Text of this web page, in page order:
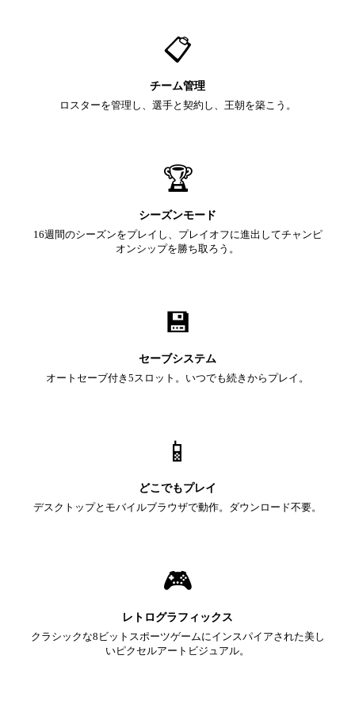
📋
チーム管理
ロスターを管理し、選手と契約し、王朝を築こう。
🏆
シーズンモード
16週間のシーズンをプレイし、プレイオフに進出してチャンピ
オンシップを勝ち取ろう。
💾
セーブシステム
オートセーブ付き5スロット。いつでも続きからプレイ。
📱
どこでもプレイ
デスクトップとモバイルブラウザで動作。ダウンロード不要。
🎮
レトログラフィックス
クラシックな8ビットスポーツゲームにインスパイアされた美し
いピクセルアートビジュアル。